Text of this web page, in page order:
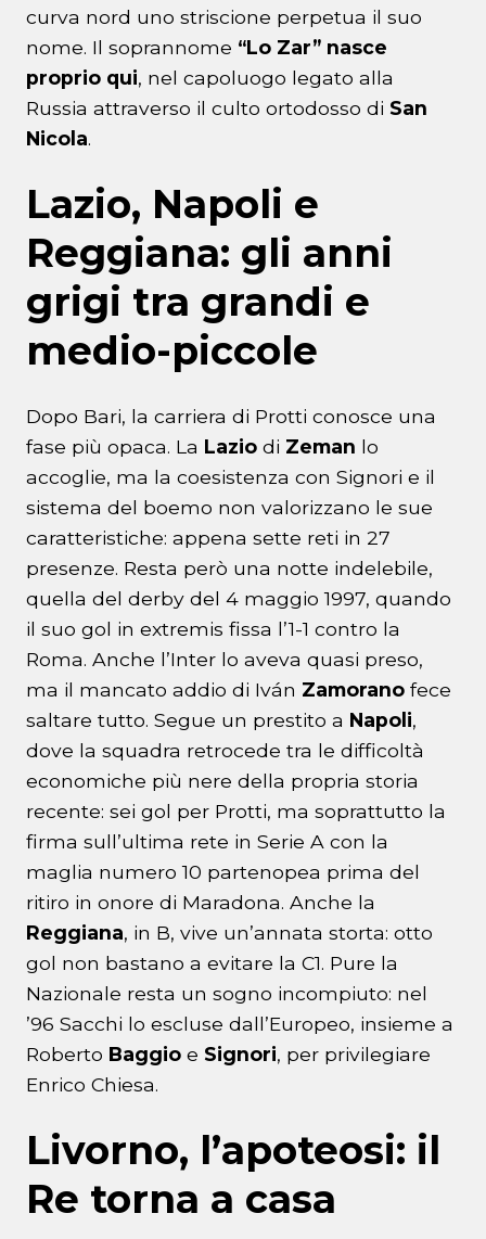
curva nord uno striscione perpetua il suo
nome. Il soprannome “Lo Zar” nasce
proprio qui, nel capoluogo legato alla
Russia attraverso il culto ortodosso di San
Nicola.
Lazio, Napoli e
Reggiana: gli anni
grigi tra grandi e
medio-piccole
Dopo Bari, la carriera di Protti conosce una
fase più opaca. La Lazio di Zeman lo
accoglie, ma la coesistenza con Signori e il
sistema del boemo non valorizzano le sue
caratteristiche: appena sette reti in 27
presenze. Resta però una notte indelebile,
quella del derby del 4 maggio 1997, quando
il suo gol in extremis fissa l’1-1 contro la
Roma. Anche l’Inter lo aveva quasi preso,
ma il mancato addio di Iván Zamorano fece
saltare tutto. Segue un prestito a Napoli,
dove la squadra retrocede tra le difficoltà
economiche più nere della propria storia
recente: sei gol per Protti, ma soprattutto la
firma sull’ultima rete in Serie A con la
maglia numero 10 partenopea prima del
ritiro in onore di Maradona. Anche la
Reggiana, in B, vive un’annata storta: otto
gol non bastano a evitare la C1. Pure la
Nazionale resta un sogno incompiuto: nel
’96 Sacchi lo escluse dall’Europeo, insieme a
Roberto Baggio e Signori, per privilegiare
Enrico Chiesa.
Livorno, l’apoteosi: il
Re torna a casa